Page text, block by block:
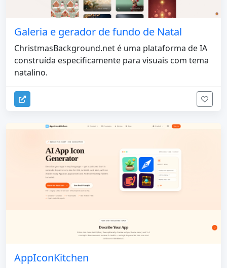
Galeria e gerador de fundo de Natal
ChristmasBackground.net é uma plataforma de IA
construída especificamente para visuais com tema
natalino.
AppIconKitchen